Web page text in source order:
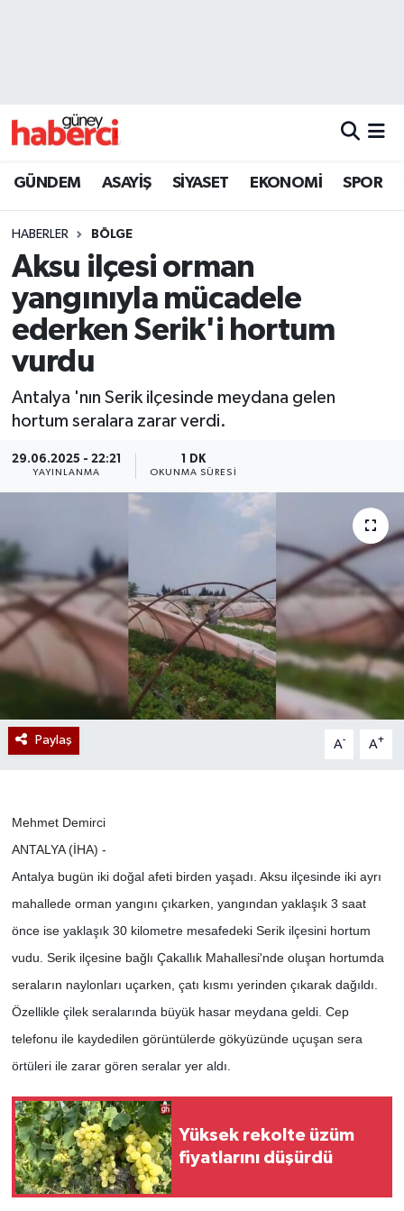
GÜNDEM ASAYİŞ SİYASET EKONOMİ SPOR
HABERLER BÖLGE
Aksu ilçesi orman
yangınıyla mücadele
ederken Serik'i hortum
vurdu
Antalya 'nın Serik ilçesinde meydana gelen
hortum seralara zarar verdi.
29.06.2025 - 22:21
YAYINLANMA
1 DK
OKUNMA SÜRESI
Paylaş A- A+
Mehmet Demirci
ANTALYA (İHA) -
Antalya bugün iki doğal afeti birden yaşadı. Aksu ilçesinde iki ayrı
mahallede orman yangını çıkarken, yangından yaklaşık 3 saat
önce ise yaklaşık 30 kilometre mesafedeki Serik ilçesini hortum
vudu. Serik ilçesine bağlı Çakallık Mahallesi'nde oluşan hortumda
seraların naylonları uçarken, çatı kısmı yerinden çıkarak dağıldı.
Özellikle çilek seralarında büyük hasar meydana geldi. Cep
telefonu ile kaydedilen görüntülerde gökyüzünde uçuşan sera
örtüleri ile zarar gören seralar yer aldı.
Yüksek rekolte üzüm
fiyatlarını düşürdü
Beyoğlu Trafik Yoğunluk Haritası
Son Dakika Haberleri
Haber Arşivi